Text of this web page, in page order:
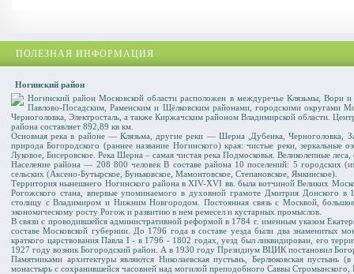
ПОЛЕЗНАЯ ИНФОРМАЦИЯ
Ногинский район
Ногинский район Московской области расположен в междуречье Клязьмы, Вори
Павлово-Посадским, Раменским и Щёлковским районами, городскими округами
Черноголовка, Электросталь, а также Киржачским районом Владимирской области.
района составляет 892,89 кв км.
Основная река в районе — Клязьма, другие реки — Шерна ,Дубенка, Черноголовка,
природа Богородского (раннее название Ногинского) края: чистые реки, зеркальные
Луковое, Бисеровское. Река Шерна – самая чистая река Подмосковья. Великолепные
Население района — 208 800 человек В составе района 10 поселений: 5 городских
сельских (Аксено-Бутырское, Буньковское, Мамонтовское, Степановское, Ямкинское).
Территория нынешнего Ногинского района в XIV-XVI вв. была вотчиной Великих
Рогожского стана, впервые упоминаемого в духовной грамоте Дмитрия Донского
столицу с Владимиром и Нижним Новгородом. Постоянная связь с Москвой,
экономическому росту Рогож и развитию в нем ремесел и кустарных промыслов.
В связи с проводившейся административной реформой в 1784 г. именным указом
составе Московской губернии. До 1796 года в составе уезда были два знаменитых
краткого царствования Павла I - в 1796 - 1802 годах, уезд был ликвидирован, его
1927 году возник Богородский район. А в 1930 году Президиум ВЦИК постановил
Памятниками архитектуры являются Николаевская пустынь, Берлюковская
монастырь с сохранившейся часовней над могилой преподобного Саввы Стромынского,